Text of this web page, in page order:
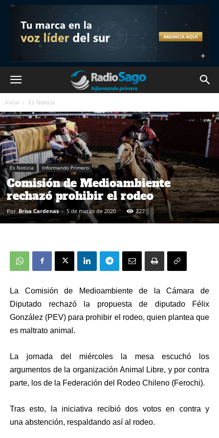
Inicio Es Noticia
Es Noticia Informando Primero
Comisión de Medioambiente
rechazó prohibir el rodeo
Por Brisa Cardenas - 5 de marzo de 2020 227
La Comisión de Medioambiente de la Cámara de
Diputado rechazóla propuesta de diputado
Félix
González (PEV) para prohibir el rodeo, quien plantea que
es maltrato animal .
La jornada del miércoles la mesa escuchó los
argumentos de la organización Animal Libre, y por contra
parte, los de la Federación del Rodeo Chileno (Ferochi).
Tras esto, la iniciativa recibiódos votos en contra y
una abstención, respaldando así al rodeo.